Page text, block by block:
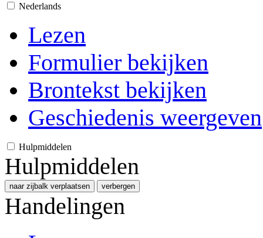
Nederlands
Lezen
Formulier bekijken
Brontekst bekijken
Geschiedenis weergeven
Hulpmiddelen
Hulpmiddelen
naar zijbalk verplaatsen verbergen
Handelingen